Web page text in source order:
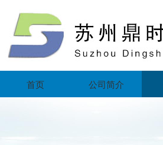
首页 公司简介